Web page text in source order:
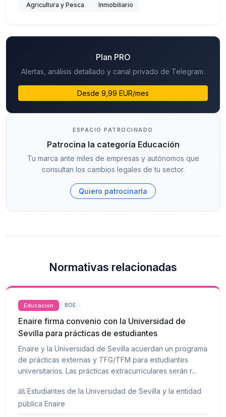
Agricultura y Pesca
Inmobiliario
Plan PRO
Alertas, análisis detallado y canal privado de Telegram.
Desde 9,99 EUR/mes
ESPACIO PATROCINADO
Patrocina la categoría Educación
Tu marca ante miles de empresas y autónomos que
consultan los cambios legales de tu sector.
Quiero patrocinarla
Normativas relacionadas
Educación BOE
Enaire firma convenio con la Universidad de
Sevilla para prácticas de estudiantes
Enaire y la Universidad de Sevilla acuerdan un programa
de prácticas externas y TFG/TFM para estudiantes
universitarios. Las prácticas extracurriculares serán r...
Estudiantes de la Universidad de Sevilla y la entidad
pública Enaire